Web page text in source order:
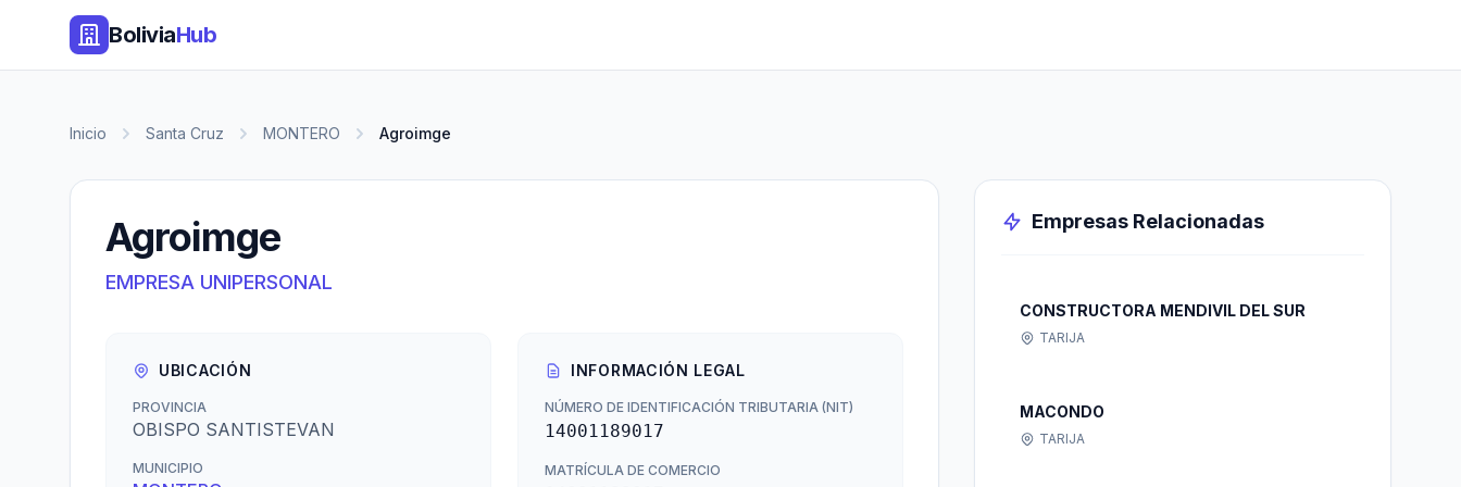
BoliviaHub
Inicio Santa Cruz MONTERO Agroimge
Agroimge
EMPRESA UNIPERSONAL
UBICACIÓN
PROVINCIA
OBISPO SANTISTEVAN
MUNICIPIO
INFORMACIÓN LEGAL
NÚMERO DE IDENTIFICACIÓN TRIBUTARIA (NIT)
14001189017
MATRÍCULA DE COMERCIO
Empresas Relacionadas
CONSTRUCTORA MENDIVIL DEL SUR
TARIJA
MACONDO
TARIJA